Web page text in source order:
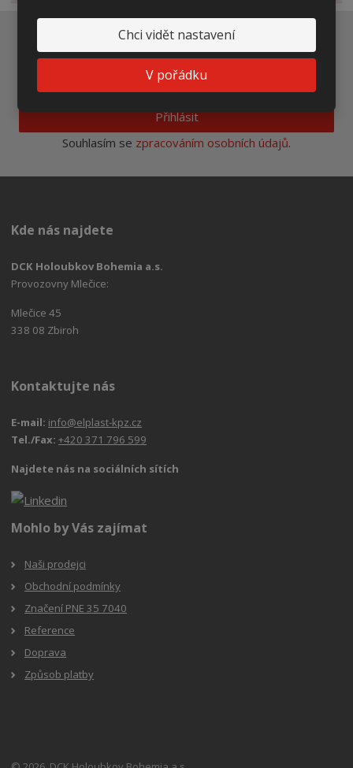
Chci vidět nastavení
V pořádku
Ať vám nic neunikne
Přihlásit
Souhlasím se zpracováním osobních údajů.
Kde nás najdete
DCK Holoubkov Bohemia a.s.
Provozovny Mlečice:
Mlečice 45
338 08 Zbiroh
Kontaktujte nás
E-mail: info@elplast-kpz.cz
Tel./Fax:+420 371 796 599
Najdete nás na sociálních sítích
Mohlo by Vás zajímat
Naši prodejci
Obchodní podmínky
Značení PNE 35 7040
Reference
Doprava
Způsob platby